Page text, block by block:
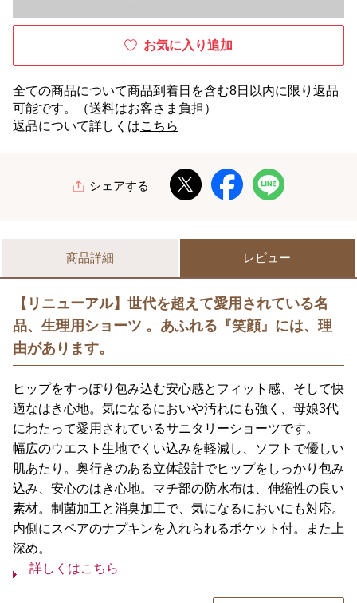
お気に入り追加
全ての商品について商品到着日を含む8日以内に限り返品
可能です。（送料はお客さま負担）
返品について詳しくはこちら
シェアする
商品詳細 レビュー
【リニューアル】世代を超えて愛用されている名
品、生理用ショーツ 。あふれる『笑顔』には、理
由があります。
ヒップをすっぽり包み込む安心感とフィット感、そして快
適なはき心地。気になるにおいや汚れにも強く、母娘3代
にわたって愛用されているサニタリーショーツです。
幅広のウエスト生地でくい込みを軽減し、ソフトで優しい
肌あたり。奥行きのある立体設計でヒップをしっかり包み
込み、安心のはき心地。マチ部の防水布は、伸縮性の良い
素材。制菌加工と消臭加工で、気になるにおいにも対応。
内側にスペアのナプキンを入れられるポケット付。また上
深め。
詳しくはこちら